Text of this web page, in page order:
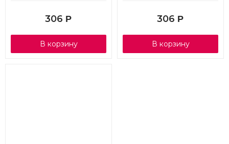
306 Р
В корзину
306 Р
В корзину